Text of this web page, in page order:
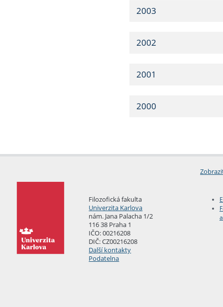
2003
2002
2001
2000
Filozofická fakulta
Univerzita Karlova
nám. Jana Palacha 1/2
116 38 Praha 1
IČO: 00216208
DIČ: CZ00216208
Další kontakty
Podatelna